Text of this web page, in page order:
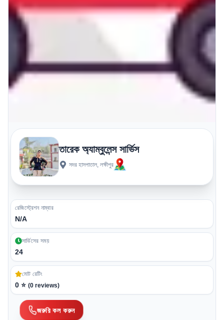
তারেক অ্যাম্বুলেন্স সার্ভিস
সদর হাসপাতাল, লক্ষীপুর
রেজিস্ট্রেশন নাম্বার
N/A
সার্ভিসের সময়
24
মোট রেটিং
0 ⭐ (0 reviews)
জরুরি কল করুন